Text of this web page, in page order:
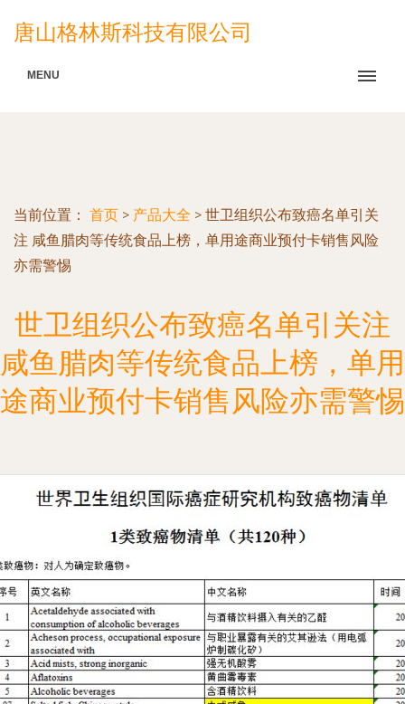
唐山格林斯科技有限公司
MENU
当前位置： 首页 > 产品大全 > 世卫组织公布致癌名单引关
注 咸鱼腊肉等传统食品上榜，单用途商业预付卡销售风险
亦需警惕
世卫组织公布致癌名单引关注
咸鱼腊肉等传统食品上榜，单用
途商业预付卡销售风险亦需警惕